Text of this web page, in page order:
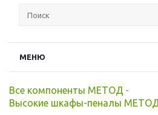
МЕНЮ
Все компоненты МЕТОД -
Высокие шкафы-пеналы